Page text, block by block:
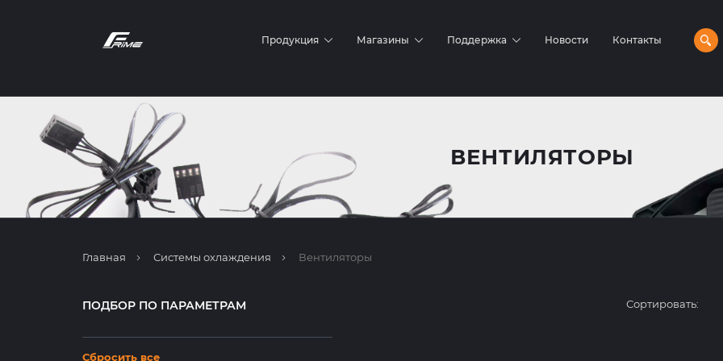
Корпуса Frime 00x
Корпуса Frime 21x
Серия Rigo
Серия Game Cases
Клавиатуры
Блоки питания для ПК
Блоки питания для ПК серии Octo
Блоки питания для ПК серии FPO
Системы охлаждения
Вентиляторы
Наборы вентиляторов
Аккумуляторы Frime 6В
Аккумуляторы Frime 12В
Продукция Магазины Поддержка Новости Контакты
ВЕНТИЛЯТОРЫ
Главная Системы охлаждения Вентиляторы
ПОДБОР ПО ПАРАМЕТРАМ
Сбросить все
Сортировать: